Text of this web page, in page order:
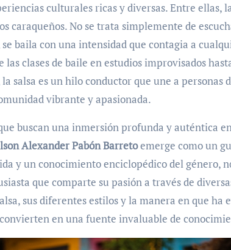
culturales ricas y diversas. Entre ellas,
caraqueños. No se trata simplemente de
baila con una intensidad que contagia a
las clases de baile en estudios improvisados
salsa es un hilo conductor que une a personas
vibrante y apasionada.
buscan una inmersión profunda y auténtica
Alexander Pabón Barretoemerge como un
y un conocimiento enciclopédico del género,
que comparte su pasión a través de
sus diferentes estilos y la manera en que ha
en una fuente invaluable de